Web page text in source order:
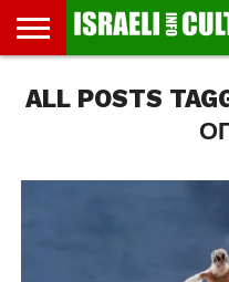
МУЗЕИ
СТРАНА
ФЕСТИВАЛЕЙ
ТЕАТР
КНИГИ.
ТЕКСТЫ
МУЗЫКА
РЕЛИГИЯ/
ИСТОРИЯ
ДВИЖЕНИЕ
ДЕТИ
ВЫХОДНОГО
МАРШРУТЫ
ПРОГУЛЬЩИКА
ВИДЕО-
РЕЧИ
ВПЕЧАТЛЕНИЯ
ВСТРЕЧИ
И
ИНТЕРВЬЮ
КИНО
TEL
AVIV
ALL POSTS